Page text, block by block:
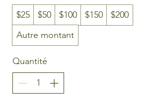
$25
$50 $100 $150
$200
Autre montant
Quantité